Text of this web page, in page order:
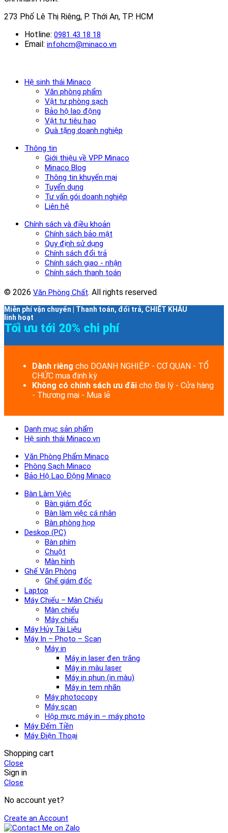
273 Phố Lê Thị Riêng, P. Thới An, TP. HCM
Hotline: 0981 43 18 18
Email: infohcm@minaco.vn
Hệ sinh thái Minaco
Văn phòng phẩm
Vật tư phòng sạch
Bảo hộ lao động
Vật tư tiêu hao
Quà tặng doanh nghiệp
Thông tin
Giới thiệu về VPP Minaco
Minaco Blog
Thông tin khuyến mại
Tuyển dụng
Tư vấn gói doanh nghiệp
Liên hệ
Chính sách và điều khoản
Chính sách bảo mật
Quy định sử dụng
Chính sách đổi trả
Chính sách giao - nhận
Chính sách thanh toán
© 2026 Văn Phòng Chất. All rights reserved
Miễn phí vận chuyển | Thanh toán, đổi trả, CHIẾT KHẤU
linh hoạt
Tối ưu tới 20% chi phí
Dành riêng cho DOANH NGHIỆP - CƠ QUAN - TỔ
CHỨC mua định kỳ
Không có chính sách ưu đãi cho Đại lý - Cửa hàng
- Thương mại - Mua lẻ
Danh mục sản phẩm
Hệ sinh thái Minaco.vn
Văn Phòng Phẩm Minaco
Phòng Sạch Minaco
Bảo Hộ Lao Động Minaco
Bàn Làm Việc
Bàn giám đốc
Bàn làm việc cá nhân
Bàn phòng họp
Deskop (PC)
Bàn phím
Chuột
Màn hình
Ghế Văn Phòng
Ghế giám đốc
Laptop
Máy Chiếu – Màn Chiếu
Màn chiếu
Máy chiếu
Máy Hủy Tài Liệu
Máy In – Photo – Scan
Máy in
Máy in laser đen trắng
Máy in màu laser
Máy in phun (in màu)
Máy in tem nhãn
Máy photocopy
Máy scan
Hộp mực máy in – máy photo
Máy Đếm Tiền
Máy Điện Thoại
Shopping cart
Close
Sign in
Close
No account yet?
Create an Account